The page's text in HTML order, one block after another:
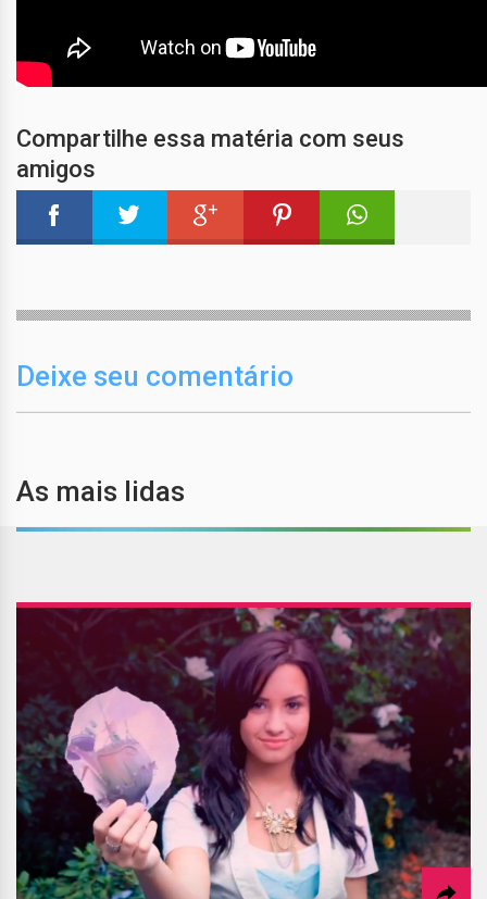
Compartilhe essa matéria com seus
amigos
Deixe seu comentário
As mais lidas